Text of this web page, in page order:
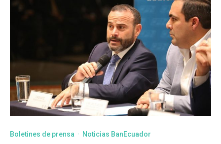
Boletines de prensa · Noticias BanEcuador